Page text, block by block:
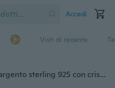
Accedi
Visti di recente
Anello da sposa speciale in argento sterling 925 con cristallo di topazio bianco naturale, misura 5-12